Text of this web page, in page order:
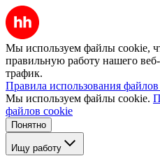
Мы используем файлы cookie,
правильную работу нашего
трафик.
Правила использования
Мы используем файлы cookie.
файлов cookie
Понятно
Ищу работу